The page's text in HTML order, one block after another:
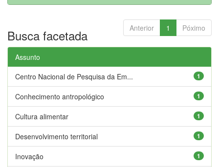
Anterior 1 Póximo
Busca facetada
Assunto
1
Centro Nacional de Pesquisa da Em...
1
Conhecimento antropológico
1
Cultura alimentar
1
Desenvolvimento territorial
1
Inovação